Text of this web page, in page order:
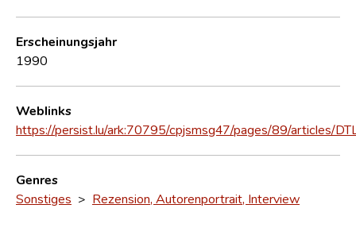
Erscheinungsjahr
1990
Weblinks
https://persist.lu/ark:70795/cpjsmsg47/pages/89/articles/
Genres
Sonstiges > Rezension, Autorenportrait, Interview